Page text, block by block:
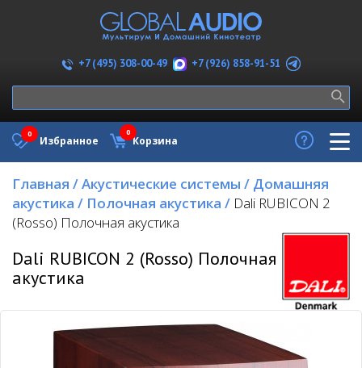
+7 (495) 308-00-49 +7 (926) 858-91-51
Избранное
0
Корзина
0
Главная /Акустические системы / Домашняя
акустика / Полочная акустика / Dali RUBICON 2
(Rosso) Полочная акустика
Dali RUBICON 2 (Rosso) Полочная
акустика